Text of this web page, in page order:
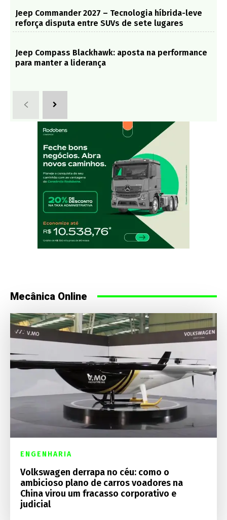
Jeep Commander 2027 – Tecnologia híbrida-leve
reforça disputa entre SUVs de sete lugares
Jeep Compass Blackhawk: aposta na performance
para manter a liderança
Mecânica Online
ENGENHARIA
Volkswagen derrapa no céu: como o
ambicioso plano de carros voadores na
China virou um fracasso corporativo e
judicial